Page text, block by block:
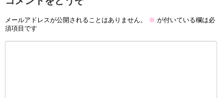
メールアドレスが公開されることはありません。 ※ が付いている欄は必
須項目です